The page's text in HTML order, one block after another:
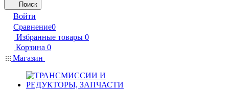
Поиск
Войти
Сравнение0
Избранные товары 0
Корзина 0
Магазин